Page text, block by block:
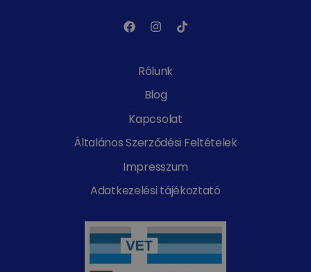
Rólunk
Blog
Kapcsolat
Általános Szerződési Feltételek
Impresszum
Adatkezelési tájékoztató